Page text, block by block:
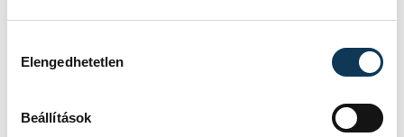
Elengedhetetlen
Beállítások
ünnepelhetett a nemzeti csapattal,
bajnokságon.